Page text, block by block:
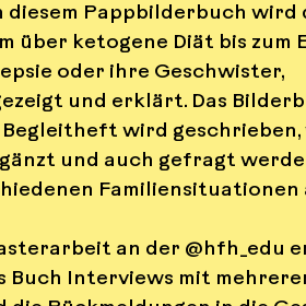
diesem Pappbilderbuch wird
über ketogene Diät bis zum
oder ihre Geschwister,
und erklärt. Das
wird geschrieben,
und auch gefragt
Familiensituationen
an der @hfh_edu
Interviews mit